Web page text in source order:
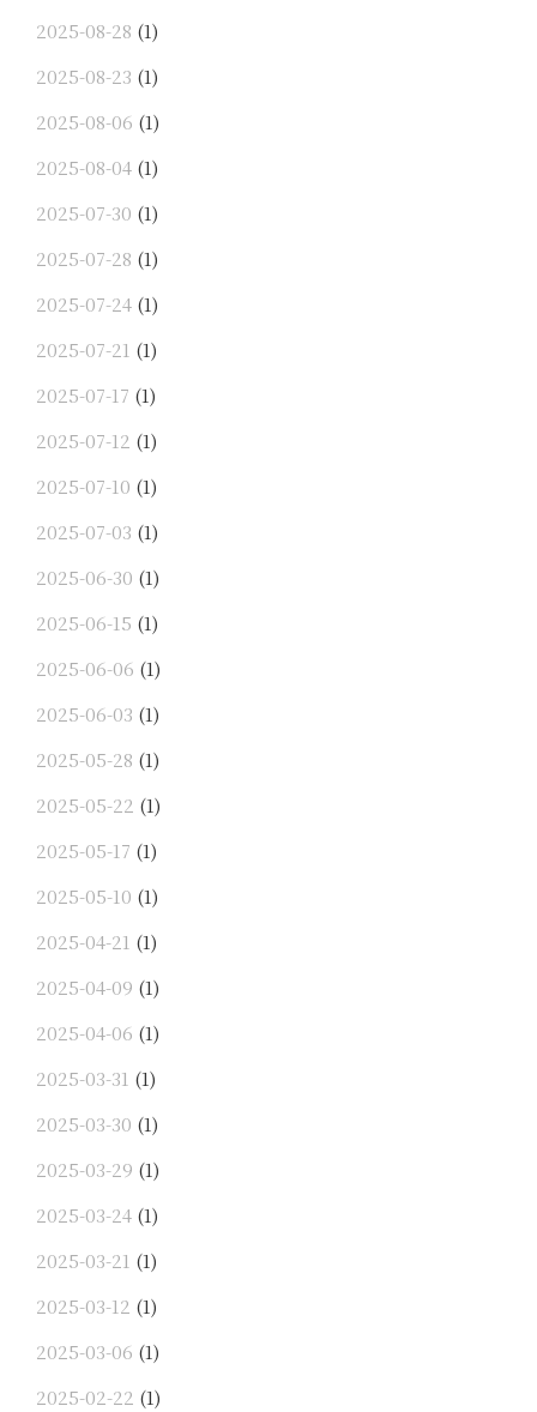
2025-08-28 (1)
2025-08-23 (1)
2025-08-06 (1)
2025-08-04 (1)
2025-07-30 (1)
2025-07-28 (1)
2025-07-24 (1)
2025-07-21 (1)
2025-07-17 (1)
2025-07-12 (1)
2025-07-10 (1)
2025-07-03 (1)
2025-06-30 (1)
2025-06-15 (1)
2025-06-06 (1)
2025-06-03 (1)
2025-05-28 (1)
2025-05-22 (1)
2025-05-17 (1)
2025-05-10 (1)
2025-04-21 (1)
2025-04-09 (1)
2025-04-06 (1)
2025-03-31 (1)
2025-03-30 (1)
2025-03-29 (1)
2025-03-24 (1)
2025-03-21 (1)
2025-03-12 (1)
2025-03-06 (1)
2025-02-22 (1)